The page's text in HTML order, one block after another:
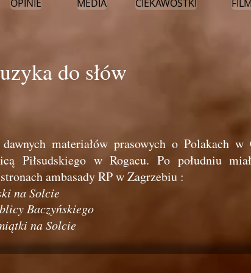
do słów
materiałów prasowych o Polakach w
Piłsudskiego w Rogacu. Po południu
ambasady RP w Zagrzebiu :
na Solcie
Baczyńskiego
na Solcie
OPINIE MEDIA CIEKAWOSTKI